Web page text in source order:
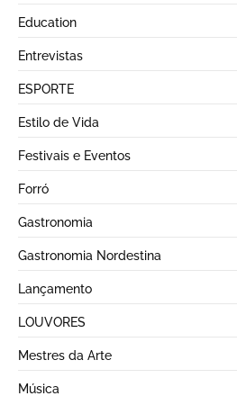
Education
Entrevistas
ESPORTE
Estilo de Vida
Festivais e Eventos
Forró
Gastronomia
Gastronomia Nordestina
Lançamento
LOUVORES
Mestres da Arte
Música